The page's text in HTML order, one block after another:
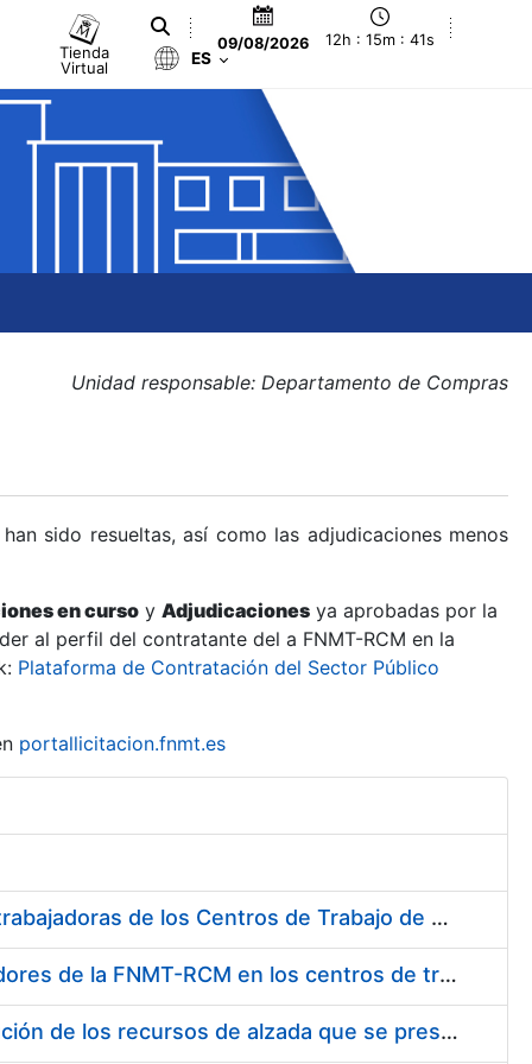
Tienda
Virtual
09/08/2026 12h : 15m : 42s
ES
Unidad responsable: Departamento de Compras
sido resueltas, así como las adjudicaciones menos
en curso y Adjudicaciones ya aprobadas por la
al perfil del contratante del a FNMT-RCM en la
Plataforma de Contratación del Sector Público
portallicitacion.fnmt.es
Suministro de Protectores Auditivos a medida para las personas trabajadoras de los Centros de Trabajo de Madrid y Burgos
Suministro de gafas graduadas antiproyecciones para los trabajadores de la FNMT-RCM en los centros de trabajo de Madrid y Burgos
Servicios de una empresa externa para el asesoramiento y resolución de los recursos de alzada que se presentan relacionados con procesos de selección para la FNMT-RCM